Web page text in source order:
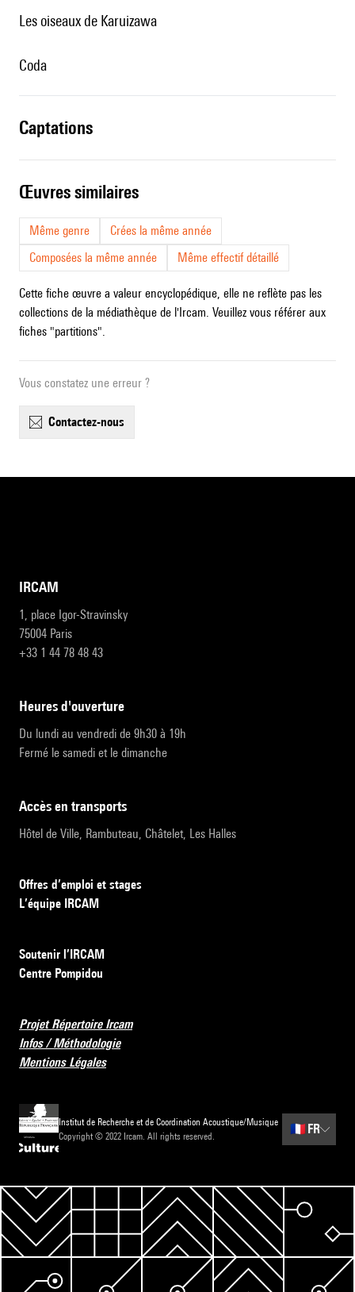
Les oiseaux de Karuizawa
Coda
captations
œuvres similaires
Même genre
Crées la même année
Composées la même année
Même effectif détaillé
Cette fiche œuvre a valeur encyclopédique, elle ne reflète pas les
collections de la médiathèque de l'Ircam. Veuillez vous référer aux
fiches "partitions".
Vous constatez une erreur ?
contactez-nous
IRCAM
1, place Igor-Stravinsky
75004 Paris
+33 1 44 78 48 43
heures d'ouverture
Du lundi au vendredi de 9h30 à 19h
Fermé le samedi et le dimanche
accès en transports
Hôtel de Ville, Rambuteau, Châtelet, Les Halles
Offres d’emploi et stages
L’équipe IRCAM
Soutenir l’IRCAM
Centre Pompidou
Projet Répertoire Ircam
Infos / Méthodologie
Mentions Légales
Institut de Recherche et de Coordination Acoustique/Musique
Copyright © 2022 Ircam. All rights reserved.
🇫🇷 FR